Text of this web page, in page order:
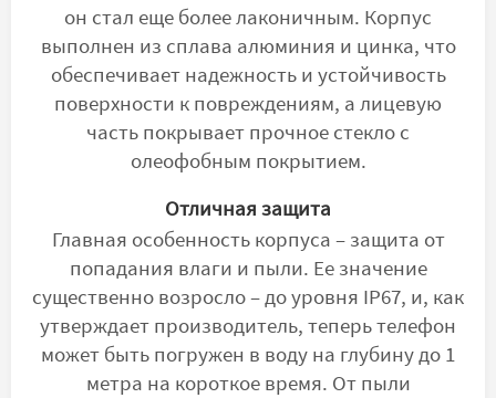
он стал еще более лаконичным. Корпус
выполнен из сплава алюминия и цинка, что
обеспечивает надежность и устойчивость
поверхности к повреждениям, а лицевую
часть покрывает прочное стекло с
олеофобным покрытием.
Отличная защита
Главная особенность корпуса – защита от
попадания влаги и пыли. Ее значение
существенно возросло – до уровня IP67, и, как
утверждает производитель, теперь телефон
может быть погружен в воду на глубину до 1
метра на короткое время. От пыли